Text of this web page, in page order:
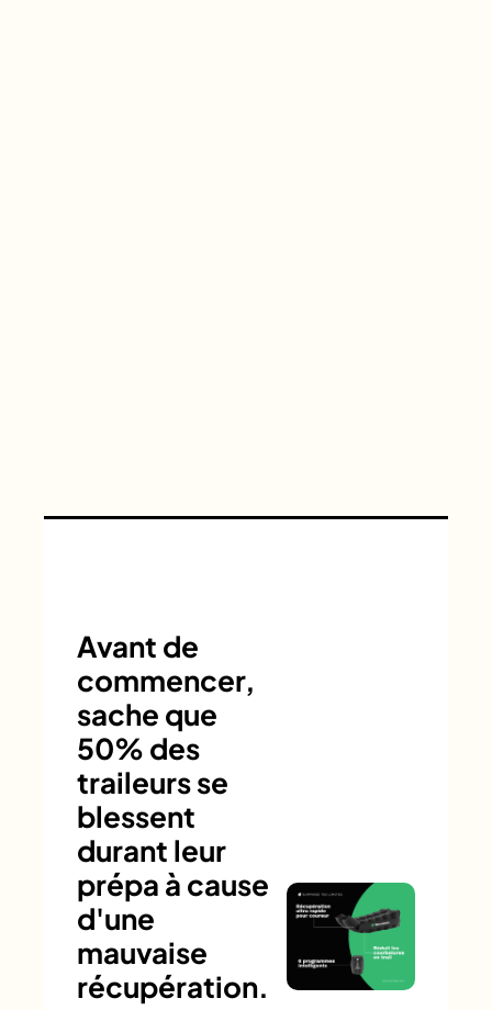
Avant de
commencer,
sache que
50% des
traileurs se
blessent
durant leur
prépa à cause
d'une
mauvaise
récupération.